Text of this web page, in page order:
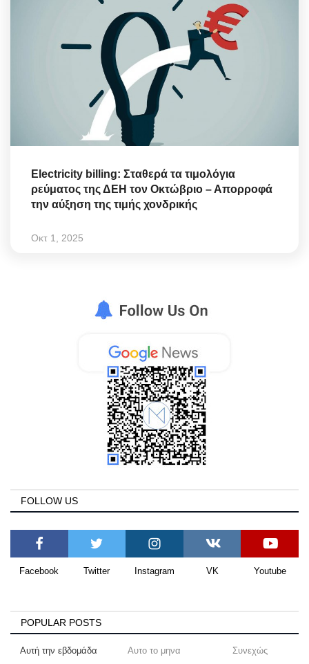
Electricity billing: Σταθερά τα τιμολόγια
ρεύματος της ΔΕΗ τον Οκτώβριο – Απορροφά
την αύξηση της τιμής χονδρικής
Οκτ 1, 2025
FOLLOW US
Facebook Twitter Instagram VK Youtube
POPULAR POSTS
Αυτή την εβδομάδα Αυτο το μηνα Συνεχώς